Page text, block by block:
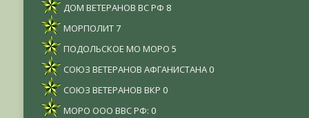
ДОМ ВЕТЕРАНОВ ВС РФ 8
МОРПОЛИТ7
ПОДОЛЬСКОЕ МО МОРО 5
СОЮЗ ВЕТЕРАНОВ АФГАНИСТАНА0
СОЮЗ ВЕТЕРАНОВ ВКР 0
МОРО ООО ВВС РФ: 0